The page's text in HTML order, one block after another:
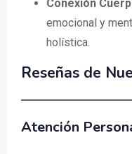
Conexión
emocional y
holística.
Reseñas de
Atención